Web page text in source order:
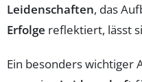
Leidenschaften, das
Erfolge reflektiert, lässt
Ein besonders wichtiger